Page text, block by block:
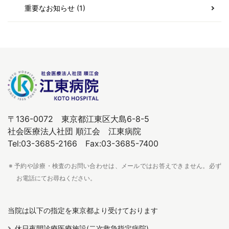
重要なお知らせ (1)
〒136-0072 東京都江東区大島6-8-5
社会医療法人社団 順江会 江東病院
Tel:03-3685-2166 Fax:03-3685-7400
※ 予約や診療・検査のお問い合わせは、メールではお答えできません。必ず
お電話にてお尋ねください。
当院は以下の指定を東京都より受けております